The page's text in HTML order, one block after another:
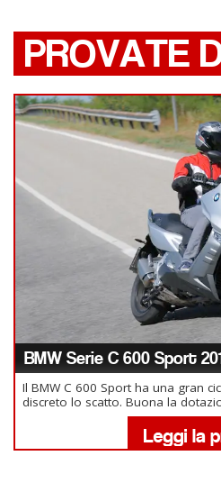
PROVATE
BMW Serie C 600 Sport
Il BMW C 600 Sport ha una gran
discreto lo scatto. Buona la